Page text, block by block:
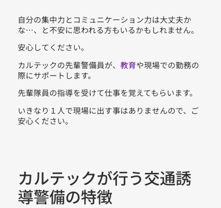
自分の集中力とコミュニケーション力は大丈夫か
な…、と不安に思われる方もいるかもしれません。
安心してください。
カルテックの先輩警備員が、 教育や現場での勤務の
際にサポートします。
先輩隊員の指導を受けて仕事を覚えてもらいます。
いきなり１人で現場に出す事はありませんので、ご
安心ください。
カルテックが行う交通誘
導警備の特徴